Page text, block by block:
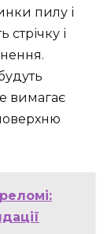
пилу і
стрічку і
вимагає